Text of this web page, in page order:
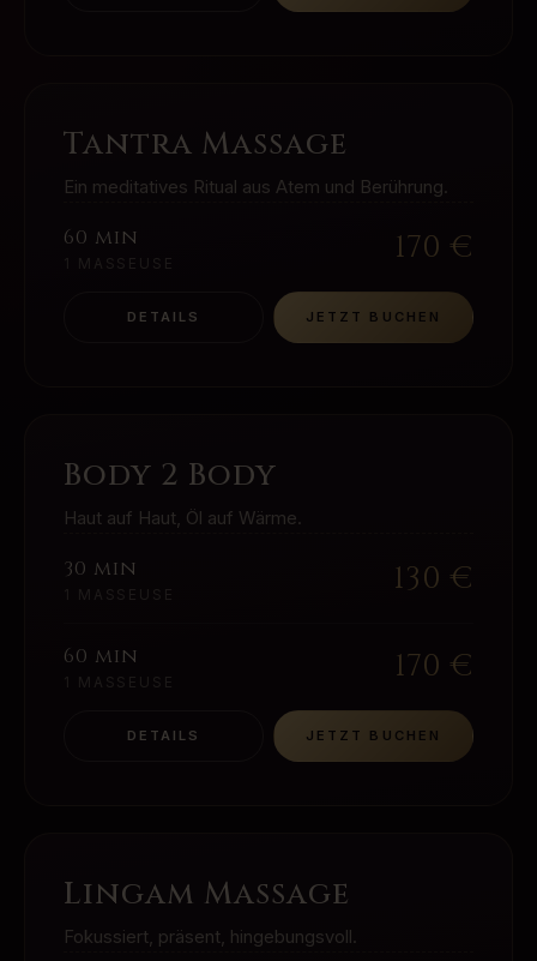
Tantra Massage
Ein meditatives Ritual aus Atem und Berührung.
60 min 170 €
DETAILS JETZT BUCHEN
Body 2 Body
Haut auf Haut, Öl auf Wärme.
30 min 130 €
60 min 170 €
DETAILS JETZT BUCHEN
Lingam Massage
Fokussiert, präsent, hingebungsvoll.